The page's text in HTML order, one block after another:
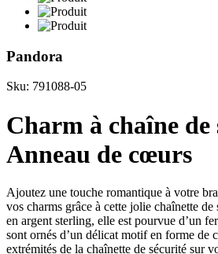
Pandora
Sku: 791088-05
Charm à chaîne de
Anneau de cœurs
Ajoutez une touche romantique à votre
vos charms grâce à cette jolie chaînette de
en argent sterling, elle est pourvue d’un
sont ornés d’un délicat motif en forme de
extrémités de la chaînette de sécurité sur